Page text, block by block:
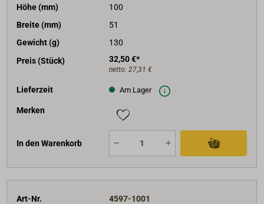
Höhe (mm)
100
Breite (mm)
51
Gewicht (g)
130
Preis (Stück)
32,50 €*
netto: 27,31 €
Lieferzeit Am Lager
Merken
In den Warenkorb
Art-Nr.
4597-1001